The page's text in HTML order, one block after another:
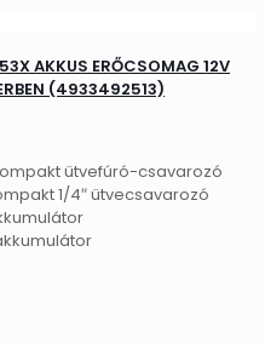
AKKUS ERŐCSOMAG 12V
(4933492513)
ütvefúró-csavarozó
1/4″ ütvecsavarozó